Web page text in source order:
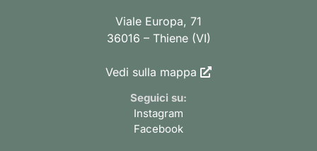
Viale Europa, 71
36016 – Thiene (VI)
Vedi sulla mappa
Seguici su:
Instagram
Facebook